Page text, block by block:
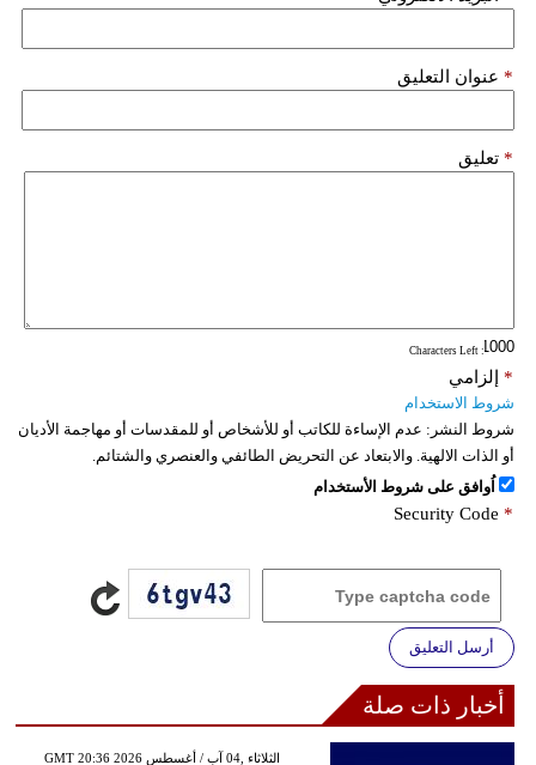
عنوان التعليق *
تعليق *
: Characters Left
إلزامي *
شروط الاستخدام
شروط النشر: عدم الإساءة للكاتب أو للأشخاص أو للمقدسات أو مهاجمة الأديان
أو الذات الالهية. والابتعاد عن التحريض الطائفي والعنصري والشتائم.
اُوافق على شروط الأستخدام
Security Code *
أرسل التعليق
أخبار ذات صلة
GMT 20:36 2026 الثلاثاء ,04 آب / أغسطس